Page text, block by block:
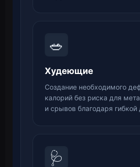
🥗
Худеющие
Создание необходимого
калорий без риска для
и срывов благодаря гибкой
🩺